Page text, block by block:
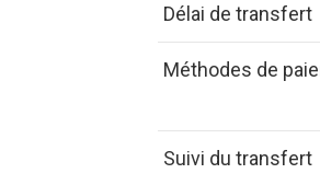
Délai de transfert
Méthodes de
Suivi du transfert